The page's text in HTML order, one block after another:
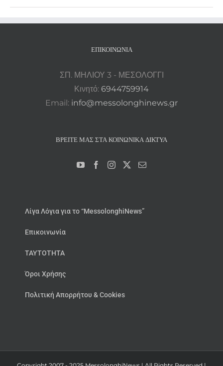
ΕΠΙΚΟΙΝΩΝΊΑ
ΣΠ. ΜΗΛΙΟΥ 3 - ΜΕΣΟΛΟΓΓΙ
Κινητό: 6944759914
Email: info@messolonghinews.gr
ΒΡΕΊΤΕ ΜΑΣ ΣΤΑ ΚΟΙΝΩΝΙΚΆ ΔΊΚΤΥΑ
Λίγα Λόγια για το “MessolonghiNews”
Επικοινωνία
ΤΑΥΤΟΤΗΤΑ
Όροι Χρήσης
Πολιτική Απορρήτου & Cookies